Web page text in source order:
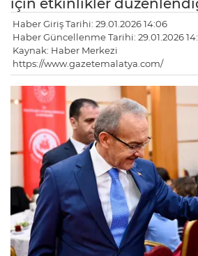
için etkinlikler
Haber Giriş Tarihi: 29.01.2026 14:06
Haber Güncellenme Tarihi: 29.01.2026
Kaynak: Haber Merkezi
https://www.gazetemalatya.com/